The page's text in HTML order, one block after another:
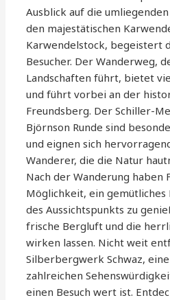
Ausblick auf die
den majestätischen
Karwendelstock, begeistert
Besucher. Der Wanderweg,
Landschaften führt, bietet
und führt vorbei an der
Freundsberg. Der Schiller-
Björnson Runde sind
und eignen sich
Wanderer, die die Natur
Nach der Wanderung haben
Möglichkeit, ein gemütliches
des Aussichtspunkts zu
frische Bergluft und die
wirken lassen. Nicht weit
Silberbergwerk Schwaz,
zahlreichen
einen Besuch wert ist.